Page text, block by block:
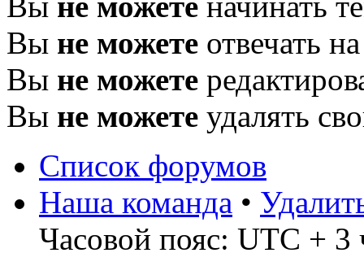
Вы не можете отвечать
Вы не можете
Вы не можете удалять
Список форумов
Наша команда •
Часовой пояс: UTC + 3